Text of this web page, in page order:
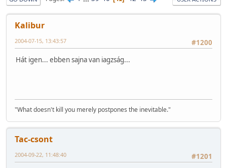
Kalibur
#1200
2004-07-15, 13:43:57
Hát igen... ebben sajna van iagzság...
"What doesn't kill you merely postpones the inevitable."
Tac-csont
#1201
2004-09-22, 11:48:40